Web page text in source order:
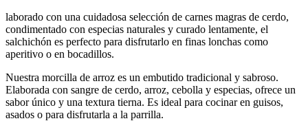
laborado con una cuidadosa selección de carnes magras de cerdo,
condimentado con especias naturales y curado lentamente, el
salchichón es perfecto para disfrutarlo en finas lonchas como
aperitivo o en bocadillos.
Nuestra morcilla de arroz es un embutido tradicional y sabroso.
Elaborada con sangre de cerdo, arroz, cebolla y especias, ofrece un
sabor único y una textura tierna. Es ideal para cocinar en guisos,
asados o para disfrutarla a la parrilla.